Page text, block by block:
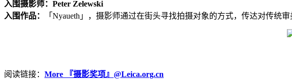
入围摄影师：Peter Zelewski
入围作品：
「Nyaueth」，摄影师通过在街头寻找拍摄对象的方式，传达对传统
阅读链接： More 『摄影奖项』@Leica.org.cn